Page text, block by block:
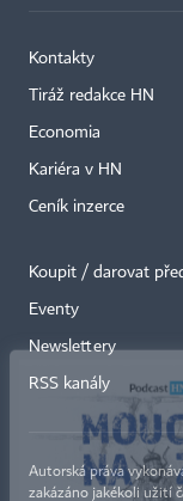
Kontakty
Tiráž redakce HN
Economia
Kariéra v HN
Ceník inzerce
Koupit / darovat
Eventy
Newslettery
RSS kanály
Autorská práva
zakázáno jakékoli užití